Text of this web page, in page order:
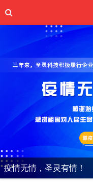
疫情无情，圣灵有情！